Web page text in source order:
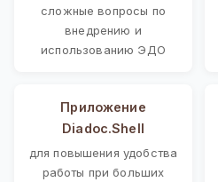
сложные вопросы по
внедрению и
использованию ЭДО
Приложение
Diadoc.Shell
для повышения удобства
работы при больших